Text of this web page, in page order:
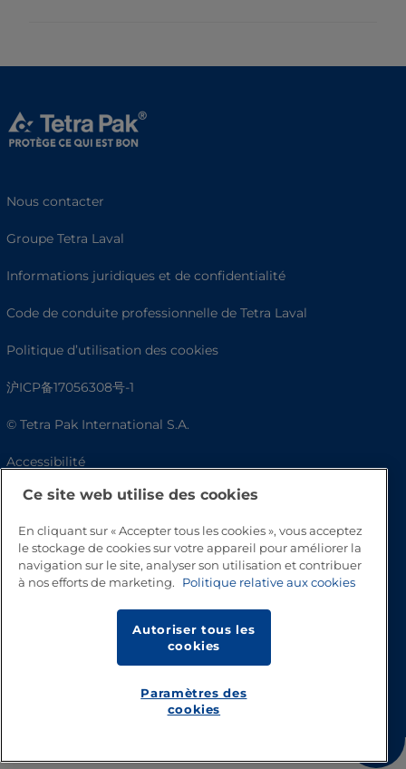
Nous contacter
Groupe Tetra Laval
Informations juridiques et de confidentialité
Code de conduite professionnelle de Tetra Laval
Politique d’utilisation des cookies
沪ICP备17056308号-1
© Tetra Pak International S.A.
Accessibilité
FAQCe site web utilise des cookies
En cliquant sur « Accepter tous les cookies », vous acceptez
le stockage de cookies sur votre appareil pour améliorer la
navigation sur le site, analyser son utilisation et contribuer
à nos efforts de marketing.
Politique relative aux cookies
Autoriser tous les
cookies
Paramètres des
cookies